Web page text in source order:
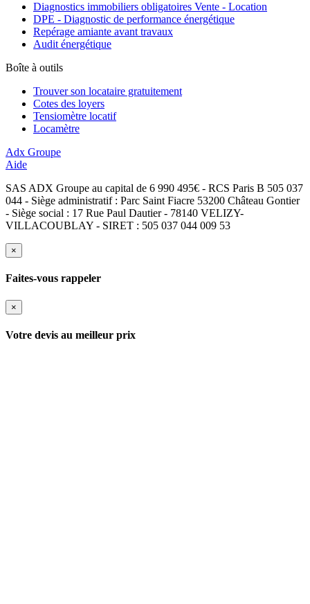
Diagnostics immobiliers obligatoires Vente - Location
DPE - Diagnostic de performance énergétique
Repérage amiante avant travaux
Audit énergétique
Boîte à outils
Trouver son locataire gratuitement
Cotes des loyers
Tensiomètre locatif
Locamètre
Adx Groupe
Aide
SAS ADX Groupe au capital de 6 990 495€ - RCS Paris B 505 037
044 - Siège administratif : Parc Saint Fiacre 53200 Château Gontier
- Siège social : 17 Rue Paul Dautier - 78140 VELIZY-
VILLACOUBLAY - SIRET : 505 037 044 009 53
×
Faites-vous rappeler
×
Votre devis au meilleur prix